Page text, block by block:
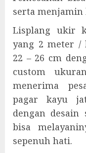
serta menjamin
Lisplang ukir
yang 2 meter /
22 – 26 cm
custom
menerima
pagar kayu
dengan
bisa
sepenuh hati.